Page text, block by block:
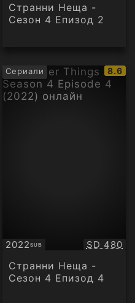
Странни Неща -
Сезон 4 Епизод 2
Сериали
IMDb
8.6
2022SUB
Субтитри SD 480
Странни Неща -
Сезон 4 Епизод 4